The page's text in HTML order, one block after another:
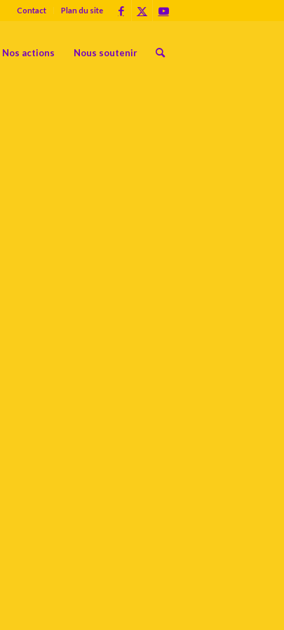
Contact Plan du site
Nos actions Nous soutenir